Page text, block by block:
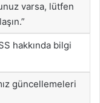
varsa, lütfen
hakkında bilgi
güncellemeleri